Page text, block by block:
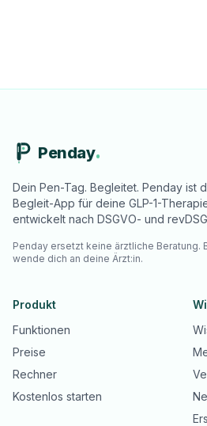
Penday
Dein Pen-Tag. Begleitet. Penday ist
Begleit-App für deine GLP-1-
entwickelt nach DSGVO- und
Penday ersetzt keine ärztliche Beratung.
wende dich an deine Ärzt:in.
Produkt
Funktionen
Preise
Rechner
Kostenlos starten